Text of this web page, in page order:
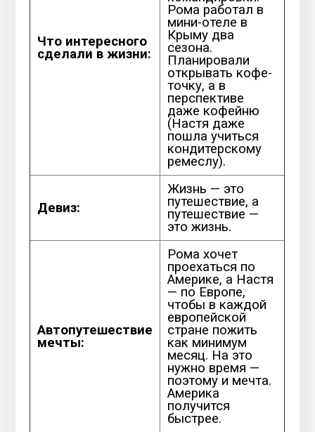
Что интересного
сделали в жизни:
Рома работал в
мини-отеле в
Крыму два
сезона.
Планировали
открывать кофе-
точку, а в
перспективе
даже кофейню
(Настя даже
пошла учиться
кондитерскому
ремеслу).
Девиз:
Жизнь — это
путешествие, а
путешествие —
это жизнь.
Автопутешествие
мечты:
Рома хочет
проехаться по
Америке, а Настя
— по Европе,
чтобы в каждой
европейской
стране пожить
как минимум
месяц. На это
нужно время —
поэтому и мечта.
Америка
получится
быстрее.